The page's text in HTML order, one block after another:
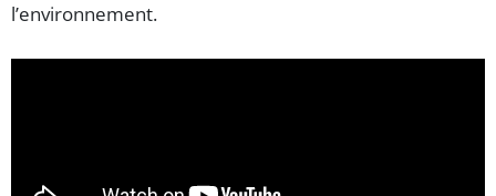
l’environnement.